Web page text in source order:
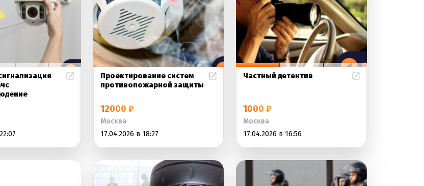
Проектирование систем
противопожарной защиты
12000 ₽
Москва
17.04.2026 в 18:27
Частный детектив
1000 ₽
Москва
17.04.2026 в 16:56